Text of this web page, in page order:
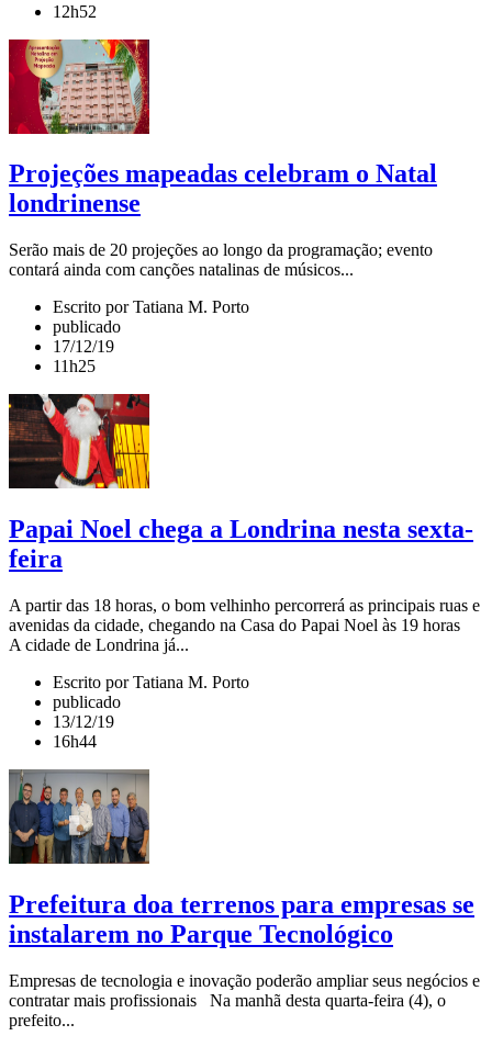
12h52
Projeções mapeadas celebram o Natal
londrinense
Serão mais de 20 projeções ao longo da programação; evento
contará ainda com canções natalinas de músicos...
Escrito por Tatiana M. Porto
publicado
17/12/19
11h25
Papai Noel chega a Londrina nesta sexta-
feira
A partir das 18 horas, o bom velhinho percorrerá as principais ruas e
avenidas da cidade, chegando na Casa do Papai Noel às 19 horas
A cidade de Londrina já...
Escrito por Tatiana M. Porto
publicado
13/12/19
16h44
Prefeitura doa terrenos para empresas se
instalarem no Parque Tecnológico
Empresas de tecnologia e inovação poderão ampliar seus negócios e
contratar mais profissionais Na manhã desta quarta-feira (4), o
prefeito...